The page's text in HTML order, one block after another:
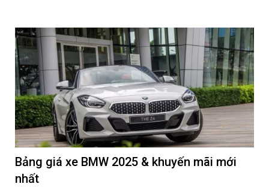
Bảng giá xe BMW 2025 & khuyến mãi mới
nhất